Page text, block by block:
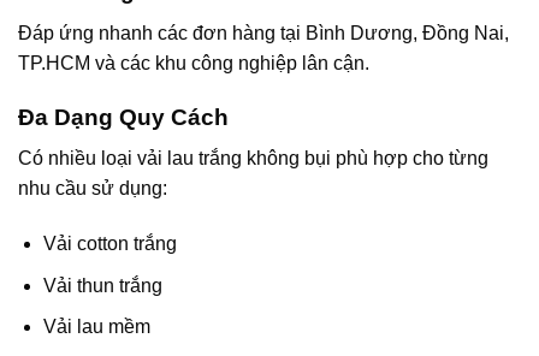
Đáp ứng nhanh các đơn hàng tại Bình Dương, Đồng Nai,
TP.HCM và các khu công nghiệp lân cận.
Đa Dạng Quy Cách
Có nhiều loại vải lau trắng không bụi phù hợp cho từng
nhu cầu sử dụng:
Vải cotton trắng
Vải thun trắng
Vải lau mềm